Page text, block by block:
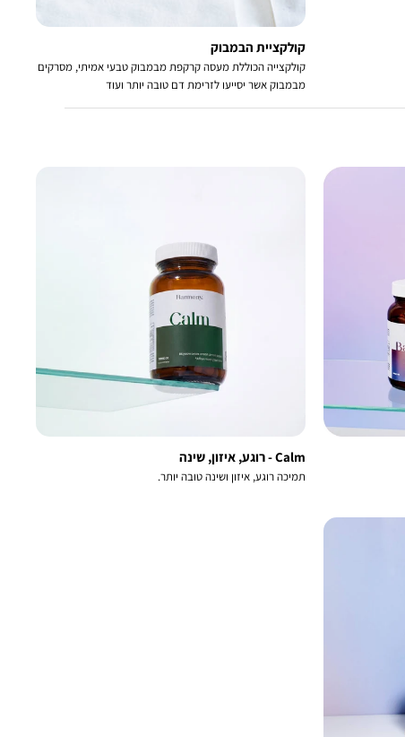
קולקציית הבמבוק
קולקצייה הכוללת מעסה קרקפת מבמבוק טבעי אמיתי, מסרקים
מבמבוק אשר יסייעו לזרימת דם טובה יותר ועוד
Calm - רוגע, איזון, שינה
תמיכה רוגע, איזון ושינה טובה יותר.